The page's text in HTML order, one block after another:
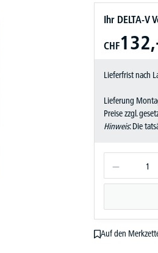
Ihr DELTA-V
CHF
Lieferfrist nach
Lieferung
Preise zzgl.
Hinweis: Die
Auf den